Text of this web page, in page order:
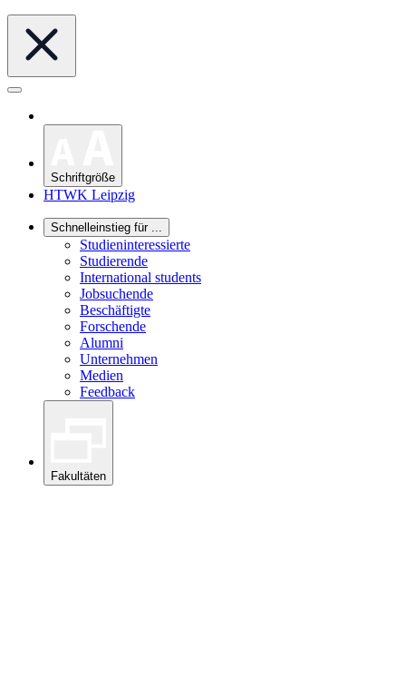
Schriftgröße
HTWK Leipzig
Schnelleinstieg für ...
Studieninteressierte
Studierende
International students
Jobsuchende
Beschäftigte
Forschende
Alumni
Unternehmen
Medien
Feedback
Fakultäten